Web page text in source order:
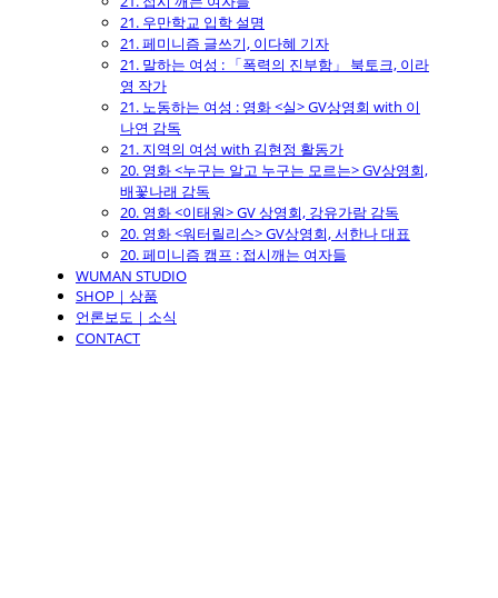
21. 우만학교 입학 설명
21. 페미니즘 글쓰기, 이다혜 기자
21. 말하는 여성 : 「폭력의 진부함」 북토크, 이라
영 작가
21. 노동하는 여성 : 영화 <실> GV상영회 with 이
나연 감독
21. 지역의 여성 with 김현정 활동가
20. 영화 <누구는 알고 누구는 모르는> GV상영회,
배꽃나래 감독
20. 영화 <이태원> GV 상영회, 강유가람 감독
20. 영화 <워터릴리스> GV상영회, 서한나 대표
20. 페미니즘 캠프 : 접시깨는 여자들
WUMAN STUDIO
SHOP｜상품
언론보도｜소식
CONTACT